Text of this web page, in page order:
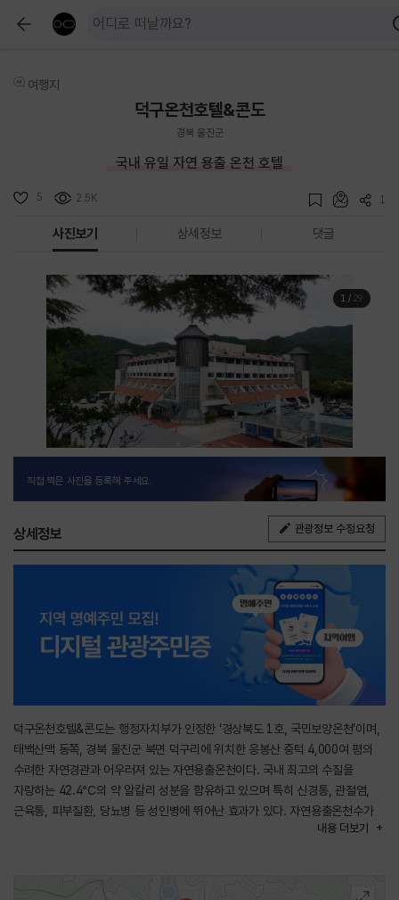
여행지
덕구온천호텔&콘도
경북 울진군
국내 유일 자연 용출 온천 호텔
5 2.5K 1
사진보기 상세정보 댓글
1/ 29
직접 찍은 사진을 등록해 주세요.
상세정보 관광정보 수정요청
덕구온천호텔&콘도는 행정자치부가 인정한 ‘경상북도 1호, 국민보양온천’이며,
태백산맥 동쪽, 경북 울진군 북면 덕구리에 위치한 응봉산 중턱 4,000여 평의
수려한 자연경관과 어우러져 있는 자연용출온천이다. 국내 최고의 수질을
자랑하는 42.4℃의 약 알칼리 성분을 함유하고 있으며 특히 신경통, 관절염,
근육통, 피부질환, 당뇨병 등 성인병에 뛰어난 효과가 있다. 자연용출온천수가
자연으로 뿜어져 나오는 원탕의 광경과 기암괴석 맑은 계곡물 등 천하절경의
내용 더보기